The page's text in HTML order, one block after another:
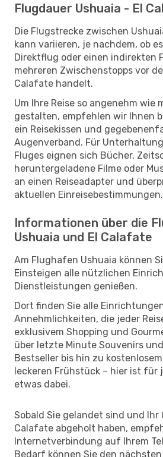
Flugdauer Ushuaia - El
Die Flugstrecke zwischen
kann variieren, je nachdem, ob
Direktflug oder einen indirekten
mehreren Zwischenstopps vor
Calafate handelt.
Um Ihre Reise so angenehm wie
gestalten, empfehlen wir Ihnen
ein Reisekissen und
Augenverband. Für
Fluges eignen sich Bücher,
heruntergeladene Filme oder
an einen Reiseadapter und
aktuellen Einreisebestimmungen.
Informationen über die
Ushuaia und El Calafate
Am Flughafen Ushuaia können
Einsteigen alle nützlichen
Dienstleistungen genießen.
Dort finden Sie alle
Annehmlichkeiten, die jeder
exklusivem Shopping und
über letzte Minute Souvenirs
Bestseller bis hin zu
leckeren Frühstück – hier ist für
etwas dabei.
Sobald Sie gelandet sind und Ihr
Calafate abgeholt haben,
Internetverbindung auf Ihrem
Bedarf können Sie den